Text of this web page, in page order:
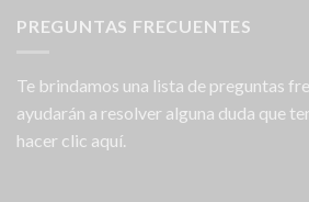
PREGUNTAS FRECUENTES
Te brindamos una lista de preguntas
ayudarán a resolver alguna duda que
hacer clic aquí.